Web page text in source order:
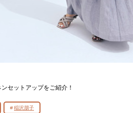
セットアップをご紹介！
稲沢朋子